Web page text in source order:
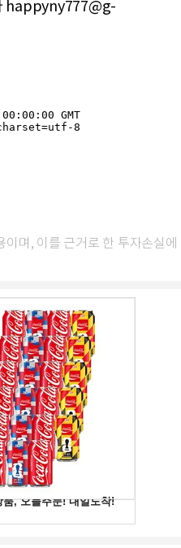
happyny777@g-
며, 이를 근거로 한 투자손실에